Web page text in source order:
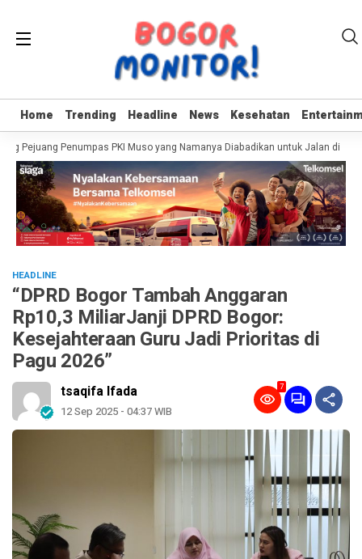
Home Trending Headline News Kesehatan
Home Trending Headline News Kesehatan
Pejuang Penumpas PKI Muso yang Namanya Diabadikan untuk Jalan di Bogor
HEADLINE
“DPRD Bogor Tambah Anggaran
Rp10,3 MiliarJanji DPRD Bogor:
Kesejahteraan Guru Jadi Prioritas di
Pagu 2026”
tsaqifa Ifada
12 Sep 2025 - 04:37 WIB
7